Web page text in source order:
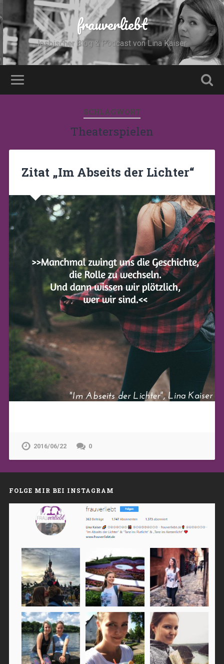
frauverliebt
lesbischer Blog & Podcast von Lina Kaiser
SCHLAGWORT
Theaterspielen
Zitat „Im Abseits der Lichter“
2016/06/22 0
FOLGE MIR BEI INSTAGRAM